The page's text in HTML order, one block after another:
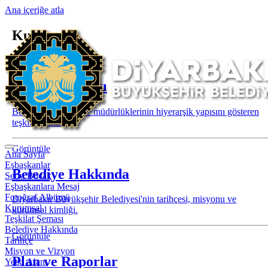
Ana içeriğe atla
Ana Sayfa
Eşbaşkanlar
Serra Bucak
Eşbaşkanlara Mesaj
Fotoğraf Albümü
Kurumsal
Teşkilat Şeması
Belediye Hakkında
Tarihçe
Misyon ve Vizyon
Yetki Alanı
Kurumsal
Ana SayfaKurumsal
Teşkilat Şeması
Belediyenin birim ve müdürlüklerinin hiyerarşik yapısını gösteren
teşkilat şeması.
Görüntüle
Belediye Hakkında
Diyarbakır Büyükşehir Belediyesi'nin tarihçesi, misyonu ve
kurumsal kimliği.
Görüntüle
Plan ve Raporlar